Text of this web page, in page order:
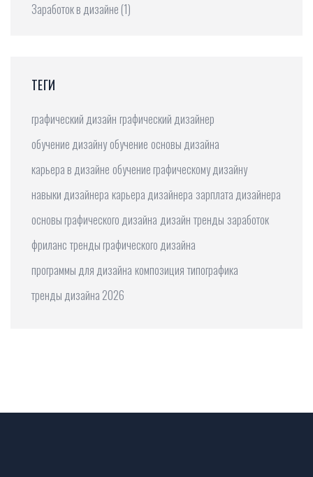
Заработок в дизайне (1)
ТЕГИ
графический дизайн графический дизайнер
обучение дизайну обучение основы дизайна
карьера в дизайне обучение графическому дизайну
навыки дизайнера карьера дизайнера зарплата дизайнера
основы графического дизайна дизайн тренды заработок
фриланс тренды графического дизайна
программы для дизайна композиция типографика
тренды дизайна 2026